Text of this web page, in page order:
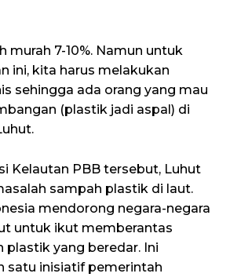
murah 7-10%. Namun untuk
ini, kita harus melakukan
sehingga ada orang yang mau
(plastik jadi aspal) di
Kelautan PBB tersebut, Luhut
sampah plastik di laut.
mendorong negara-negara
untuk ikut memberantas
plastik yang beredar. Ini
satu inisiatif pemerintah